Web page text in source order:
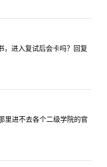
进入复试后会卡吗？回复
里进不去各个二级学院的官